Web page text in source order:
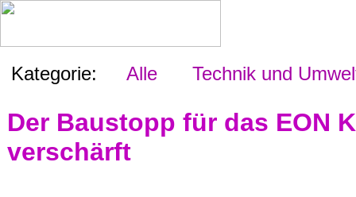
Kategorie: Alle Technik und
Der Baustopp für das EON
verschärft